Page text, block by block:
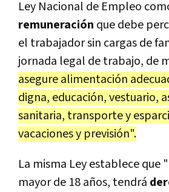
Ley Nacional de Empleo
remuneración que debe
el trabajador sin cargas de
jornada legal de trabajo, de
asegure alimentación
digna, educación, vestuario,
sanitaria, transporte y
vacaciones y previsión".
La misma Ley establece
mayor de 18 años, tendrá